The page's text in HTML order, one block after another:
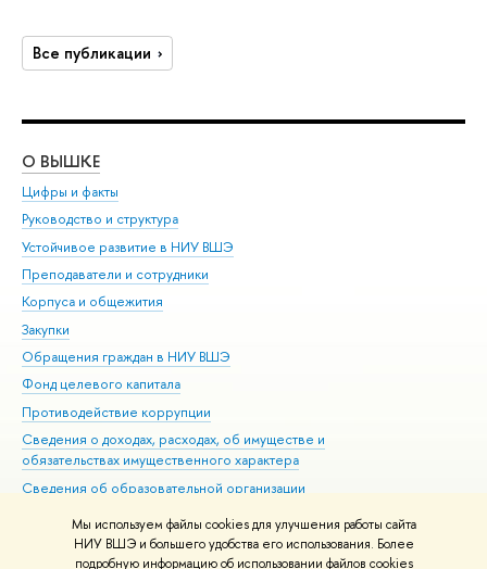
Мы используем файлы cookies для улучшения работы сайта
НИУ ВШЭ и большего удобства его использования. Более
подробную информацию об использовании файлов cookies
Все публикации
О ВЫШКЕ
Цифры и факты
Руководство и структура
Устойчивое развитие в НИУ ВШЭ
Преподаватели и сотрудники
Корпуса и общежития
Закупки
Обращения граждан в НИУ ВШЭ
Фонд целевого капитала
Противодействие коррупции
Сведения о доходах, расходах, об имуществе и
обязательствах имущественного характера
Сведения об образовательной организации
Людям с ограниченными возможностями здоровья
Единая платежная страница